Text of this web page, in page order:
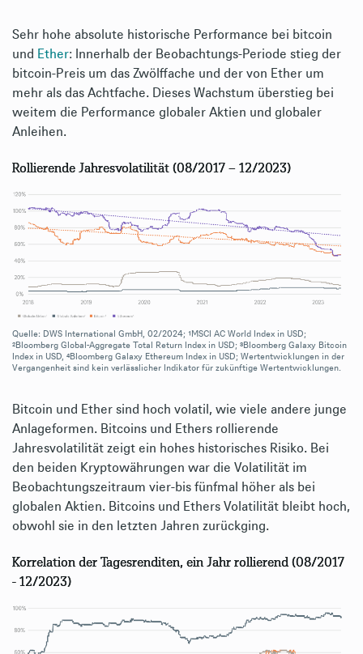
Sehr hohe absolute historische Performance bei bitcoin
und Ether: Innerhalb der Beobachtungs-Periode stieg der
bitcoin-Preis um das Zwölffache und der von Ether um
mehr als das Achtfache. Dieses Wachstum überstieg bei
weitem die Performance globaler Aktien und globaler
Anleihen.
Rollierende Jahresvolatilität (08/2017 – 12/2023)
Quelle: DWS International GmbH, 02/2024; ¹MSCI AC World Index in USD;
²Bloomberg Global-Aggregate Total Return Index in USD; ³Bloomberg Galaxy Bitcoin
Index in USD, ⁴Bloomberg Galaxy Ethereum Index in USD; Wertentwicklungen in der
Vergangenheit sind kein verlässlicher Indikator für zukünftige Wertentwicklungen.
Bitcoin und Ether sind hoch volatil, wie viele andere junge
Anlageformen. Bitcoins und Ethers rollierende
Jahresvolatilität zeigt ein hohes historisches Risiko. Bei
den beiden Kryptowährungen war die Volatilität im
Beobachtungszeitraum vier-bis fünfmal höher als bei
globalen Aktien. Bitcoins und Ethers Volatilität bleibt hoch,
obwohl sie in den letzten Jahren zurückging.
Korrelation der Tagesrenditen, ein Jahr rollierend (08/2017
- 12/2023)